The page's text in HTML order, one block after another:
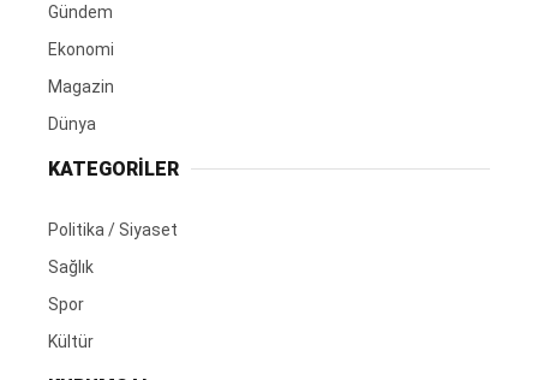
Gündem
Ekonomi
Magazin
Dünya
KATEGORİLER
Politika / Siyaset
Sağlık
Spor
Kültür